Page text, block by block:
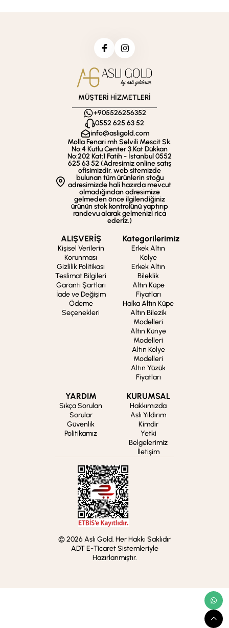
MÜŞTERİ HİZMETLERİ
+905526256352
0552 625 63 52
info@asligold.com
Molla Fenari mh Selvili Mescit Sk.
No:4 Kutlu Center 3.Kat Dükkan
No:202 Kat:1 Fatih - İstanbul 0552
625 63 52 (Adresimiz online satış
ofisimizdir, web sitemizde
bulunan tüm ürünlerin stoğu
adresimizde hali hazırda mevcut
olmadığından adresimize
gelmeden önce ilgilendiğiniz
ürünün stok kontrolünü yaptırıp
randevu alarak gelmenizi rica
ederiz.)
ALIŞVERİŞ
Kişisel Verilerin
Korunması
Gizlilik Politikası
Teslimat Bilgileri
Garanti Şartları
İade ve Değişim
Ödeme
Seçenekleri
Kategorilerimiz
Erkek Altın
Kolye
Erkek Altın
Bileklik
Altın Küpe
Fiyatları
Halka Altın Küpe
Altın Bilezik
Modelleri
Altın Künye
Modelleri
Altın Kolye
Modelleri
Altın Yüzük
Fiyatları
YARDIM
Sıkça Sorulan
Sorular
Güvenlik
Politikamız
KURUMSAL
Hakkımızda
Aslı Yıldırım
Kimdir
Yetki
Belgelerimiz
İletişim
© 2026 Aslı Gold. Her Hakkı Saklıdır
ADT E-Ticaret Sistemleriyle
Hazırlanmıştır.